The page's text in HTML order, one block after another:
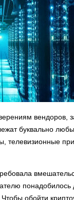
вендоров,
буквально
телевизионные
понадобилось
обойти